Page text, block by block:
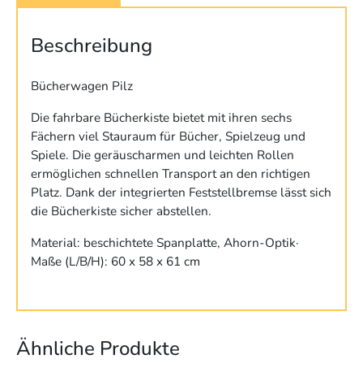
Beschreibung
Bücherwagen Pilz
Die fahrbare Bücherkiste bietet mit ihren sechs
Fächern viel Stauraum für Bücher, Spielzeug und
Spiele. Die geräuscharmen und leichten Rollen
ermöglichen schnellen Transport an den richtigen
Platz. Dank der integrierten Feststellbremse lässt sich
die Bücherkiste sicher abstellen.
Material: beschichtete Spanplatte, Ahorn-Optik·
Maße (L/B/H): 60 x 58 x 61 cm
Ähnliche Produkte